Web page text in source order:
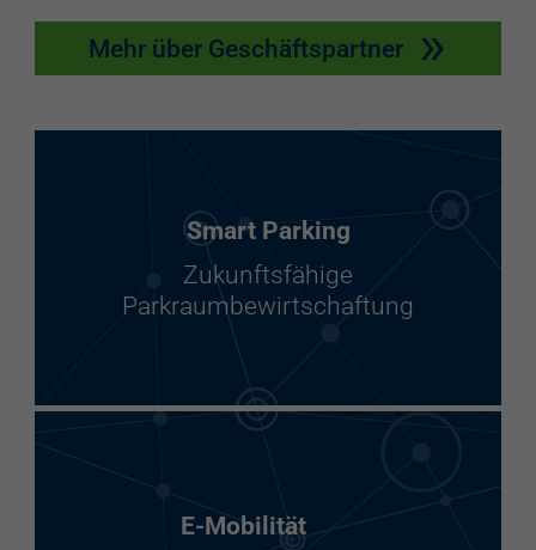
Mehr über Geschäftspartner
Smart Parking
Zukunftsfähige
Parkraumbewirtschaftung
E-Mobilität